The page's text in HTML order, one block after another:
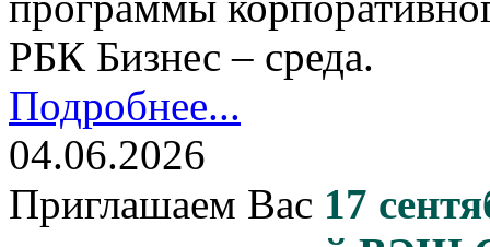
РБК Бизнес – среда.
Подробнее...
04.06.2026
Приглашаем Вас 17